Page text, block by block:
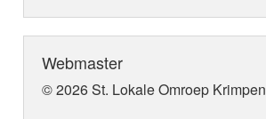
Webmaster
© 2026 St. Lokale Omroep Krimpen